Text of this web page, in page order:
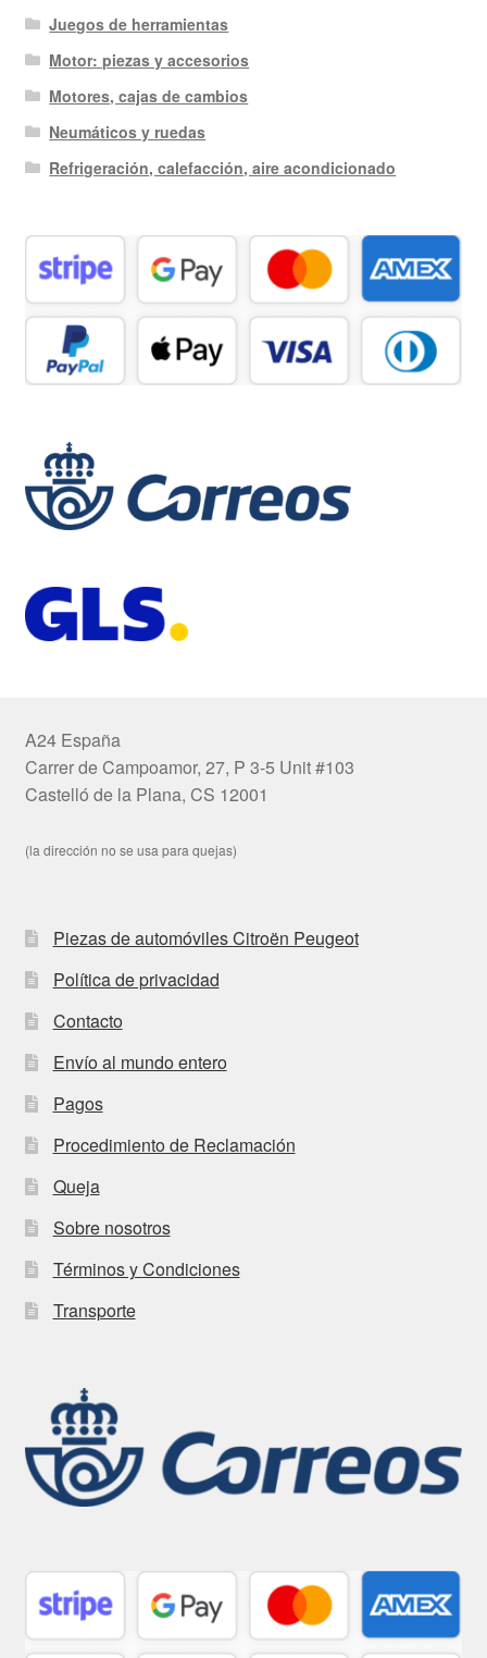
Juegos de herramientas
Motor: piezas y accesorios
Motores, cajas de cambios
Neumáticos y ruedas
Refrigeración, calefacción, aire acondicionado
A24 España
Carrer de Campoamor, 27, P 3-5 Unit #103
Castelló de la Plana, CS 12001
(la dirección no se usa para quejas)
Piezas de automóviles Citroën Peugeot
Política de privacidad
Contacto
Envío al mundo entero
Pagos
Procedimiento de Reclamación
Queja
Sobre nosotros
Términos y Condiciones
Transporte